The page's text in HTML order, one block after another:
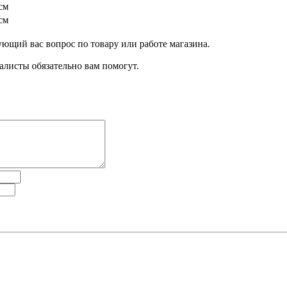
вас вопрос по товару или работе магазина.
обязательно вам помогут.